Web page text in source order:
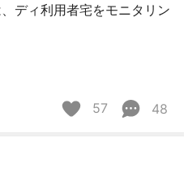
ディ利用者宅をモニタリン
57 48